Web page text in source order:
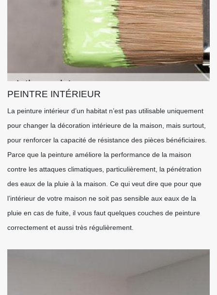
PEINTRE INTÉRIEUR
La peinture intérieur d’un habitat n’est pas utilisable uniquement
pour changer la décoration intérieure de la maison, mais surtout,
pour renforcer la capacité de résistance des pièces bénéficiaires.
Parce que la peinture améliore la performance de la maison
contre les attaques climatiques, particulièrement, la pénétration
des eaux de la pluie à la maison. Ce qui veut dire que pour que
l’intérieur de votre maison ne soit pas sensible aux eaux de la
pluie en cas de fuite, il vous faut quelques couches de peinture
correctement et aussi très régulièrement.